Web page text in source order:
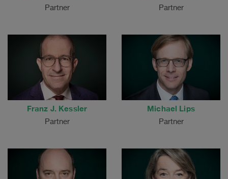
Partner Partner
Franz J. Kessler
Partner
Michael Lips
Partner